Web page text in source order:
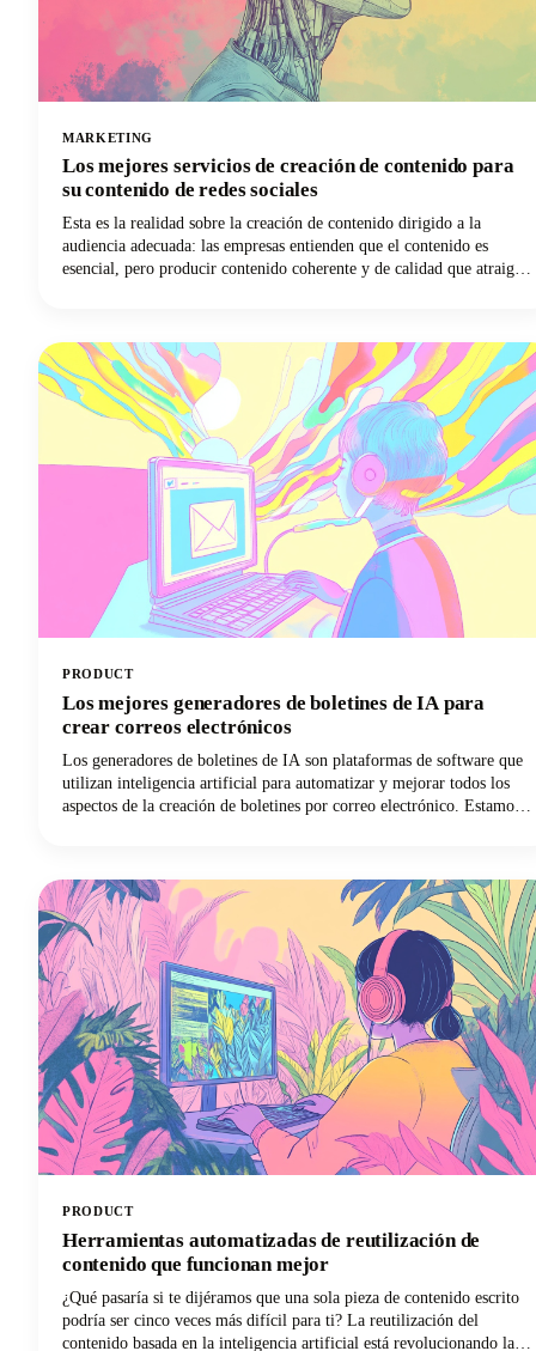
MARKETING
Los mejores servicios de creación de contenido para
su contenido de redes sociales
Esta es la realidad sobre la creación de contenido dirigido a la
audiencia adecuada: las empresas entienden que el contenido es
esencial, pero producir contenido coherente y de calidad que atraiga
PRODUCT
Los mejores generadores de boletines de IA para
crear correos electrónicos
Los generadores de boletines de IA son plataformas de software que
utilizan inteligencia artificial para automatizar y mejorar todos los
aspectos de la creación de boletines por correo electrónico. Estamos
hacer todo esto con una mínima intervención humana!
PRODUCT
Herramientas automatizadas de reutilización de
contenido que funcionan mejor
¿Qué pasaría si te dijéramos que una sola pieza de contenido escrito
podría ser cinco veces más difícil para ti? La reutilización del
contenido basada en la inteligencia artificial está revolucionando la